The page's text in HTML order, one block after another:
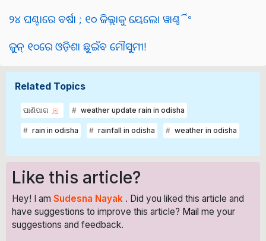
୨୪ ଘଣ୍ଟାରେ ବର୍ଷା ; ୧୦ ଜିଲ୍ଲାକୁ ୟେଲୋ ୱାର୍ଣ୍ଣିଂ
ଜୁନ୍‌ ୧୦ରେ ଓଡ଼ିଶା ଛୁଇଁବ ମୌସୁମୀ!
Related Topics
ପାଣିପାଗ weather update rain in odisha
rain in odisha rainfall in odisha weather in odisha
Like this article?
Hey! I am Sudesna Nayak . Did you liked this article and
have suggestions to improve this article? Mail me your
suggestions and feedback.